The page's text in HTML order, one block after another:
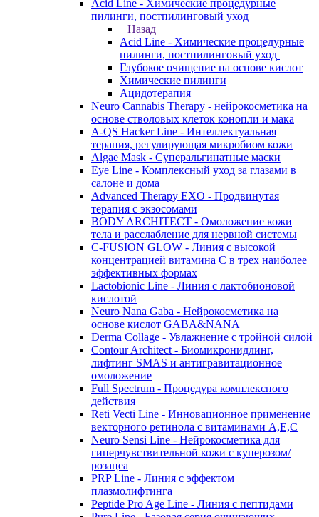
Acid Line - Химические процедурные
пилинги, постпилинговый уход
Назад
Acid Line - Химические процедурные
пилинги, постпилинговый уход
Глубокое очищение на основе кислот
Химические пилинги
Ацидотерапия
Neuro Cannabis Therapy - нейрокосметика на
основе стволовых клеток конопли и мака
A-QS Hacker Line - Интеллектуальная
терапия, регулирующая микробиом кожи
Algae Mask - Суперальгинатные маски
Eye Line - Комплексный уход за глазами в
салоне и дома
Advanced Therapy EXO - Продвинутая
терапия с экзосомами
BODY ARCHITECT - Омоложение кожи
тела и расслабление для нервной системы
C-FUSION GLOW - Линия с высокой
концентрацией витамина C в трех наиболее
эффективных формах
Lactobionic Line - Линия с лактобионовой
кислотой
Neuro Nana Gaba - Нейрокосметика на
основе кислот GABA&NANA
Derma Collage - Увлажнение с тройной силой
Contour Architect - Биомикронидлинг,
лифтинг SMAS и антигравитационное
омоложение
Full Spectrum - Процедура комплексного
действия
Reti Vecti Line - Инновационное применение
векторного ретинола с витаминами A,Е,С
Neuro Sensi Line - Нейрокосметика для
гиперчувствительной кожи с куперозом/
розацеа
PRP Line - Линия с эффектом
плазмолифтинга
Peptide Pro Age Line - Линия с пептидами